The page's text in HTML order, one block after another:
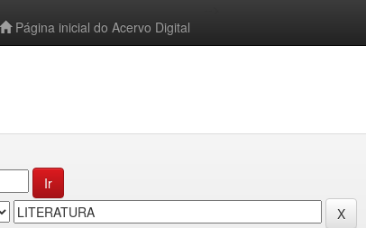
Página inicial do Acervo Digital